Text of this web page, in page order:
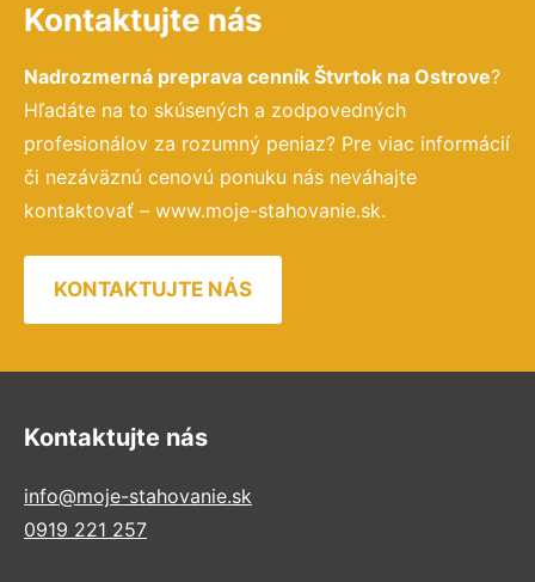
Kontaktujte nás
Nadrozmerná preprava cenník Štvrtok na Ostrove?
Hľadáte na to skúsených a zodpovedných
profesionálov za rozumný peniaz? Pre viac informácií
či nezáväznú cenovú ponuku nás neváhajte
kontaktovať – www.moje-stahovanie.sk.
KONTAKTUJTE NÁS
Kontaktujte nás
info@moje-stahovanie.sk
0919 221 257